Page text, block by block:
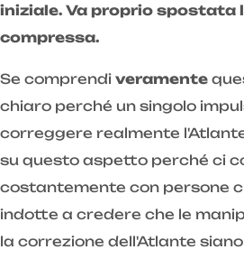
iniziale. Va proprio spostata
compressa.
Se comprendi veramente
chiaro perché un singolo
correggere realmente
su questo aspetto perché ci
costantemente con persone
indotte a credere che le
la correzione dell'Atlante